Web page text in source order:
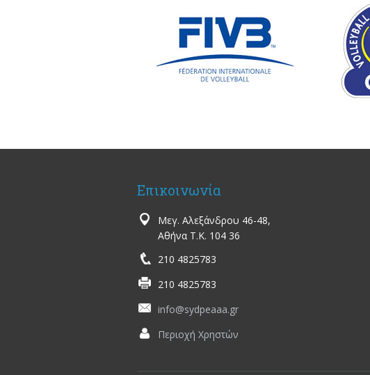
Επικοινωνία
Μεγ. Αλεξάνδρου 46-48,
Αθήνα Τ.Κ. 104 36
210 4825783
210 4825783
info@sydpeaaa.gr
Περιοχή Χρηστών